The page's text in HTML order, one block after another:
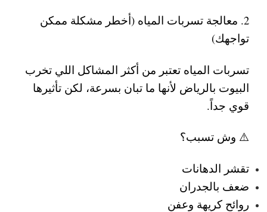
2. معالجة تسربات المياه (أخطر مشكلة ممكن
تواجهك)
تسربات المياه تعتبر من أكثر المشاكل اللي تخرب
البيوت بالرياض لأنها ما تبان بسرعة، لكن تأثيرها
قوي جداً.
⚠️ وش تسبب؟
تقشر الدهانات
ضعف بالجدران
روائح كريهة وعفن